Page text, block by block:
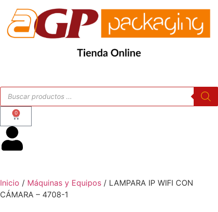
0
Inicio / Máquinas y Equipos / LAMPARA IP WIFI CON
CÁMARA – 4708-1